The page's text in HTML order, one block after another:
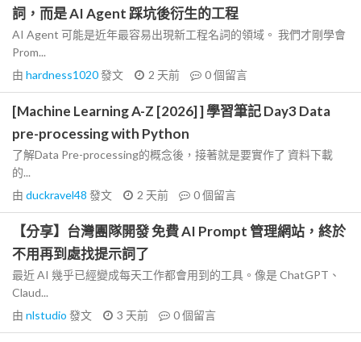
詞，而是 AI Agent 踩坑後衍生的工程
AI Agent 可能是近年最容易出現新工程名詞的領域。 我們才剛學會
Prom...
由 hardness1020發文 2 天前 0個留言
[Machine Learning A-Z [2026] ] 學習筆記 Day3 Data
pre-processing with Python
了解Data Pre-processing的概念後，接著就是要實作了 資料下載
的...
由 duckravel48 發文 2 天前 0個留言
【分享】台灣團隊開發 免費 AI Prompt 管理網站，終於
不用再到處找提示詞了
最近 AI 幾乎已經變成每天工作都會用到的工具。像是 ChatGPT、
Claud...
由 nlstudio 發文 3 天前 0個留言